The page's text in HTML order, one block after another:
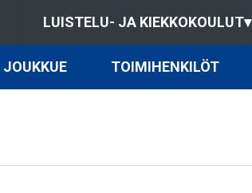
LUISTELU- JA KIEKKOKOULUT▾
JOUKKUE TOIMIHENKILÖT